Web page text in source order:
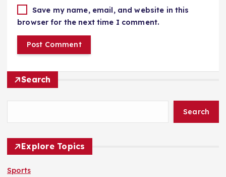
Save my name, email, and website in this
browser for the next time I comment.
Search
Search
Explore Topics
Sports